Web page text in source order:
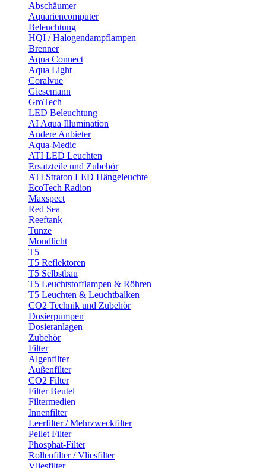
Abschäumer
Aquariencomputer
Beleuchtung
HQI / Halogendampflampen
Brenner
Aqua Connect
Aqua Light
Coralvue
Giesemann
GroTech
LED Beleuchtung
AI Aqua Illumination
Andere Anbieter
Aqua-Medic
ATI LED Leuchten
Ersatzteile und Zubehör
ATI Straton LED Hängeleuchte
EcoTech Radion
Maxspect
Red Sea
Reeftank
Tunze
Mondlicht
T5
T5 Reflektoren
T5 Selbstbau
T5 Leuchtstofflampen & Röhren
T5 Leuchten & Leuchtbalken
CO2 Technik und Zubehör
Dosierpumpen
Dosieranlagen
Zubehör
Filter
Algenfilter
Außenfilter
CO2 Filter
Filter Beutel
Filtermedien
Innenfilter
Leerfilter / Mehrzweckfilter
Pellet Filter
Phosphat-Filter
Rollenfilter / Vliesfilter
Vliesfilter